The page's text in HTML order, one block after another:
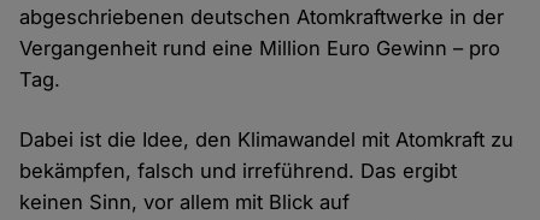
abgeschriebenen deutschen Atomkraftwerke in der
Vergangenheit rund eine Million Euro Gewinn – pro
Tag.
Dabei ist die Idee, den Klimawandel mit Atomkraft zu
bekämpfen, falsch und irreführend. Das ergibt
keinen Sinn, vor allem mit Blick auf